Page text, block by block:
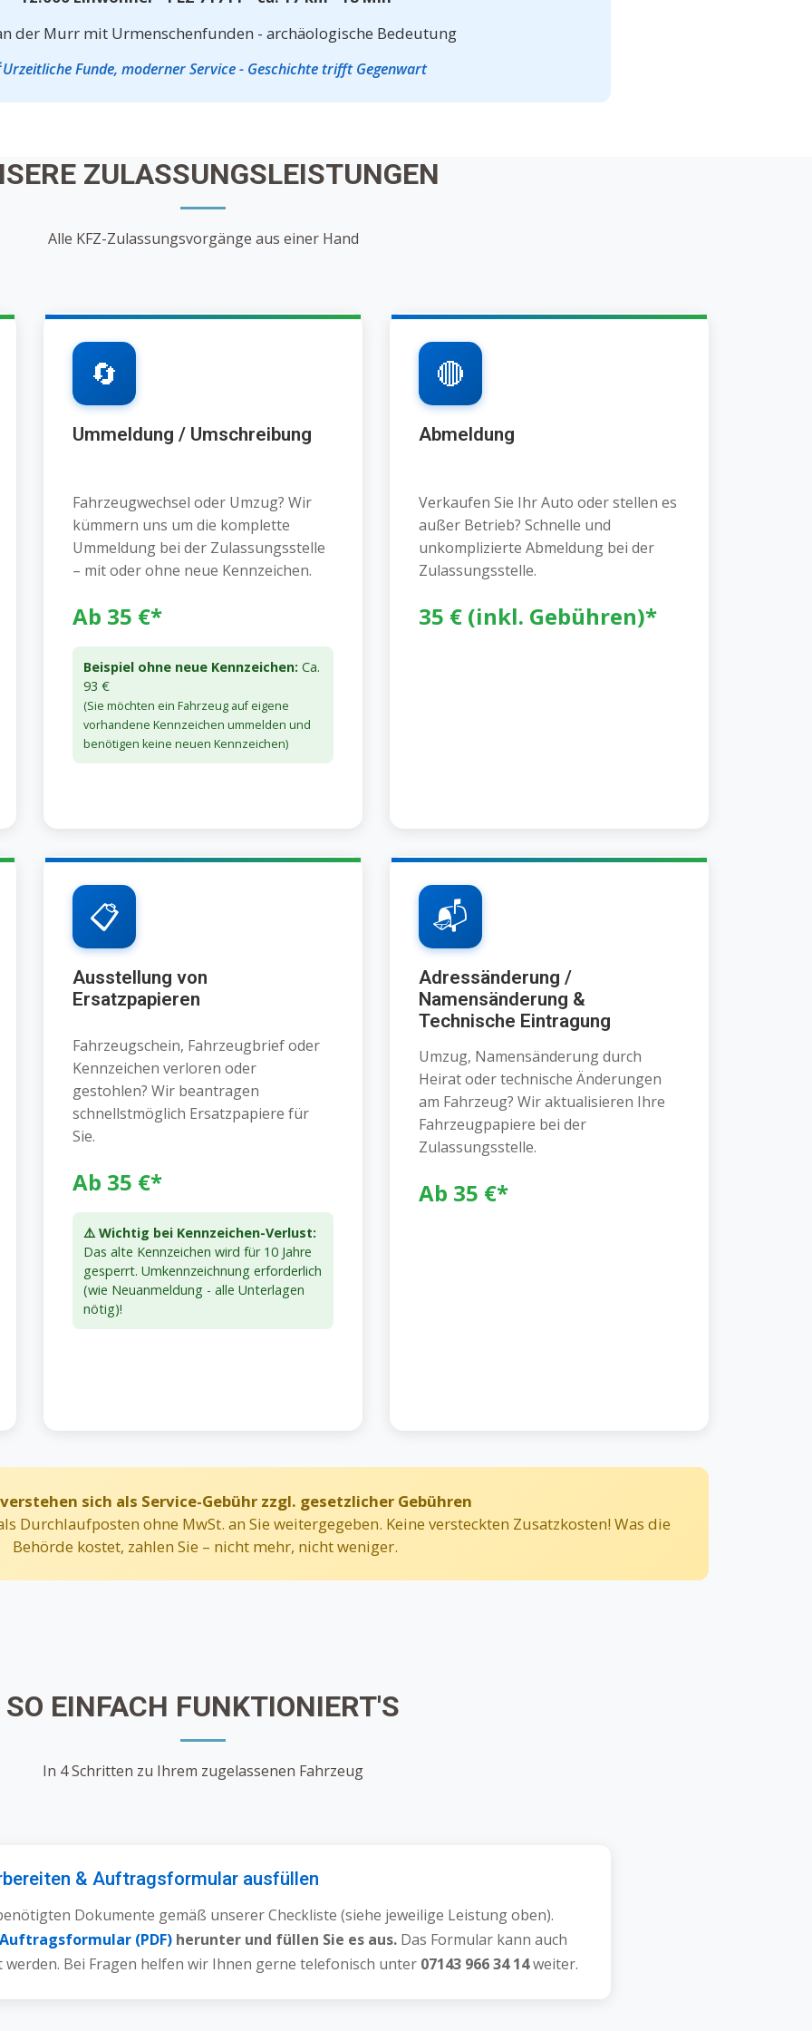
der Murr mit Urmenschenfunden - archäologische Bedeutung
Funde, moderner Service - Geschichte trifft Gegenwart
ZULASSUNGSLEISTUNGEN
Alle KFZ-Zulassungsvorgänge aus einer Hand
🔄
Ummeldung / Umschreibung
Fahrzeugwechsel oder Umzug? Wir
kümmern uns um die komplette
Ummeldung bei der Zulassungsstelle
– mit oder ohne neue Kennzeichen.
Ab 35 €*
Beispiel ohne neue Kennzeichen: Ca.
93 €
(Sie möchten ein Fahrzeug auf eigene
vorhandene Kennzeichen ummelden und
benötigen keine neuen Kennzeichen)
🔴
Abmeldung
Verkaufen Sie Ihr Auto oder stellen es
außer Betrieb? Schnelle und
unkomplizierte Abmeldung bei der
Zulassungsstelle.
35 € (inkl. Gebühren)*
📋
Ausstellung von
Ersatzpapieren
Fahrzeugschein, Fahrzeugbrief oder
Kennzeichen verloren oder
gestohlen? Wir beantragen
schnellstmöglich Ersatzpapiere für
Sie.
Ab 35 €*
⚠️ Wichtig bei Kennzeichen-Verlust:
Das alte Kennzeichen wird für 10 Jahre
gesperrt. Umkennzeichnung erforderlich
(wie Neuanmeldung - alle Unterlagen
nötig)!
📬
Adressänderung /
Namensänderung &
Technische Eintragung
Umzug, Namensänderung durch
Heirat oder technische Änderungen
am Fahrzeug? Wir aktualisieren Ihre
Fahrzeugpapiere bei der
Zulassungsstelle.
Ab 35 €*
sich als Service-Gebühr zzgl. gesetzlicher Gebühren
Durchlaufposten ohne MwSt. an Sie weitergegeben. Keine versteckten Zusatzkosten! Was die
Behörde kostet, zahlen Sie – nicht mehr, nicht weniger.
SO EINFACH FUNKTIONIERT'S
In 4 Schritten zu Ihrem zugelassenen Fahrzeug
& Auftragsformular ausfüllen
Dokumente gemäß unserer Checkliste (siehe jeweilige Leistung oben).
Auftragsformular (PDF) herunter und füllen Sie es aus. Das Formular kann auch
Bei Fragen helfen wir Ihnen gerne telefonisch unter 07143 966 34 14weiter.